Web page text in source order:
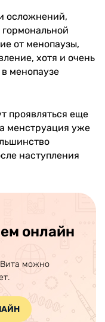
осложнений,
от менопаузы,
хотя и очень
менопаузе
проявляться еще
менструация уже
наступления
онлайн
можно